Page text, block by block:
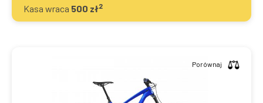
Kasa wraca 500 zł2
Porównaj